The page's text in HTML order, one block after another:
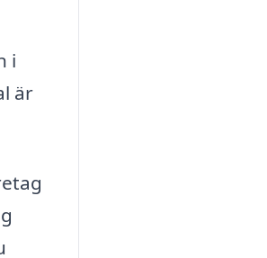
i
är